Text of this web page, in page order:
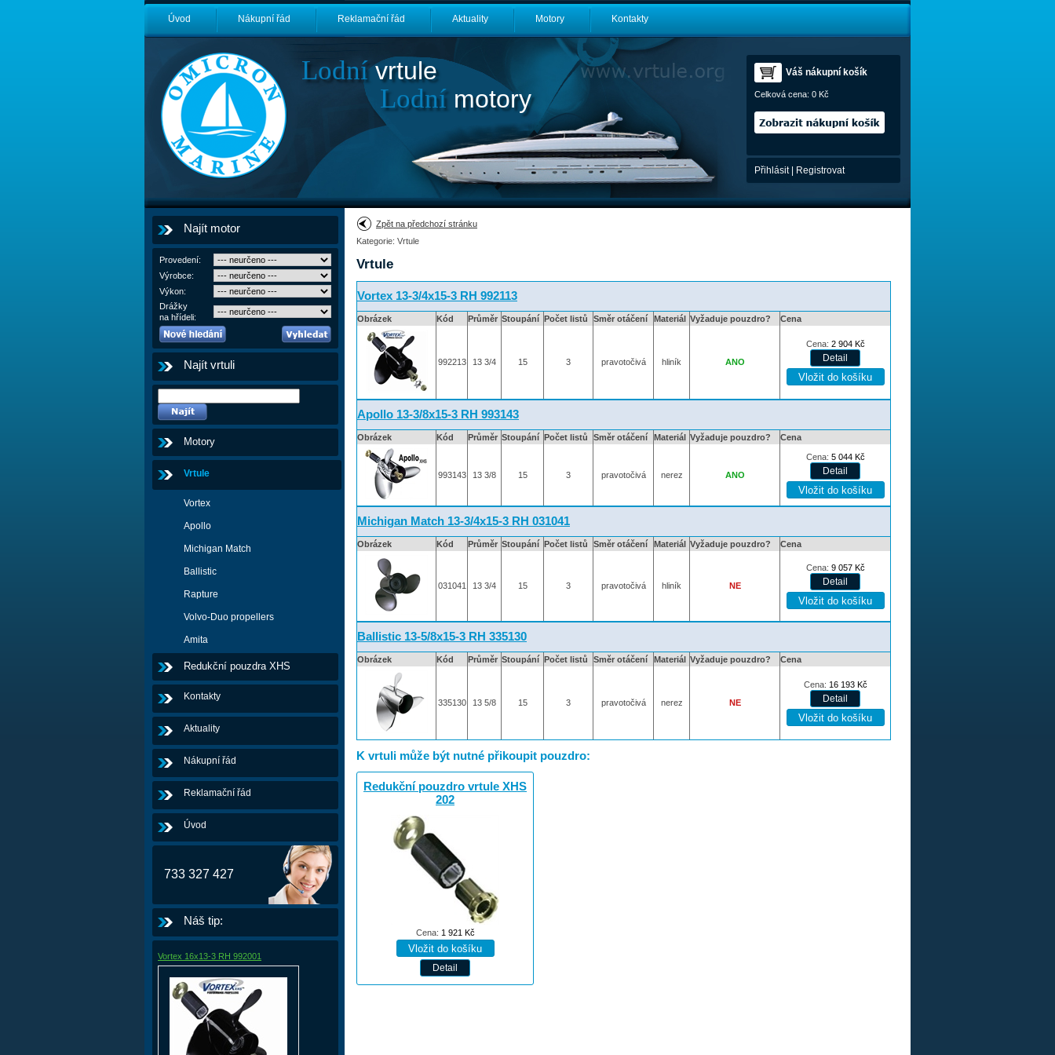
Úvod Nákupní řád Reklamační řád Aktuality Motory Kontakty
Lodnívrtule
Lodnímotory
Váš nákupní košík
Celková cena: 0 Kč
Přihlásit| Registrovat
Najít motor
Provedení:
Výrobce:
Výkon:
Drážky
na hřídeli:
Najít vrtuli
Motory
Vrtule
Vortex
Apollo
Michigan Match
Ballistic
Rapture
Volvo-Duo propellers
Amita
Redukční pouzdra XHS
Kontakty
Aktuality
Nákupní řád
Reklamační řád
Úvod
733 327 427
Náš tip:
Vortex 16x13-3 RH 992001
Zpět na předchozí stránku
Kategorie: Vrtule
Vrtule
Vortex 13-3/4x15-3 RH 992113
Obrázek Kód Průměr Stoupání Počet listů Směr otáčení Materiál Vyžaduje pouzdro? Cena
992213 13 3/4 15 3 pravotočivá hliník ANO
Cena: 2 904 Kč
Apollo 13-3/8x15-3 RH 993143
Obrázek Kód Průměr Stoupání Počet listů Směr otáčení Materiál Vyžaduje pouzdro? Cena
993143 13 3/8 15 3 pravotočivá nerez ANO
Cena: 5 044 Kč
Michigan Match 13-3/4x15-3 RH 031041
Obrázek Kód Průměr Stoupání Počet listů Směr otáčení Materiál Vyžaduje pouzdro? Cena
031041 13 3/4 15 3 pravotočivá hliník NE
Cena: 9 057 Kč
Ballistic 13-5/8x15-3 RH 335130
Obrázek Kód Průměr Stoupání Počet listů Směr otáčení Materiál Vyžaduje pouzdro? Cena
335130 13 5/8 15 3 pravotočivá nerez NE
Cena: 16 193 Kč
K vrtuli může být nutné přikoupit pouzdro:
Redukční pouzdro vrtule XHS
202
Cena: 1 921 Kč